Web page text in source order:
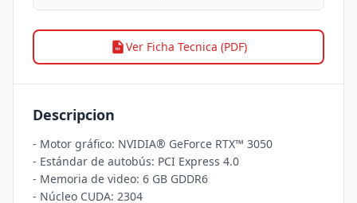
Ver Ficha Tecnica (PDF)
Descripcion
- Motor gráfico: NVIDIA® GeForce RTX™ 3050
- Estándar de autobús: PCI Express 4.0
- Memoria de video: 6 GB GDDR6
- Núcleo CUDA: 2304